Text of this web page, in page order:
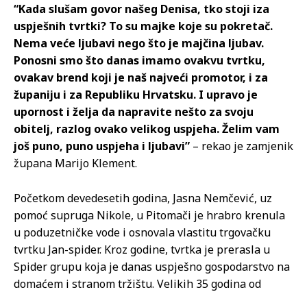
“Kada slušam govor našeg Denisa, tko stoji iza
uspješnih tvrtki? To su majke koje su pokretač.
Nema veće ljubavi nego što je majčina ljubav.
Ponosni smo što danas imamo ovakvu tvrtku,
ovakav brend koji je naš najveći promotor, i za
županiju i za Republiku Hrvatsku. I upravo je
upornost i želja da napravite nešto za svoju
obitelj, razlog ovako velikog uspjeha. Želim vam
još puno, puno uspjeha i ljubavi” – rekao je zamjenik
župana Marijo Klement.
Početkom devedesetih godina, Jasna Nemčević, uz
pomoć supruga Nikole, u Pitomači je hrabro krenula
u poduzetničke vode i osnovala vlastitu trgovačku
tvrtku Jan-spider. Kroz godine, tvrtka je prerasla u
Spider grupu koja je danas uspješno gospodarstvo na
domaćem i stranom tržištu. Velikih 35 godina od